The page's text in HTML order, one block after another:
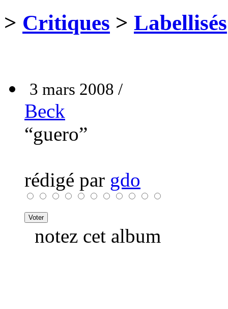
> Critiques > Labellisés
3 mars 2008 /
Beck
“guero”
rédigé par gdo
notez cet album